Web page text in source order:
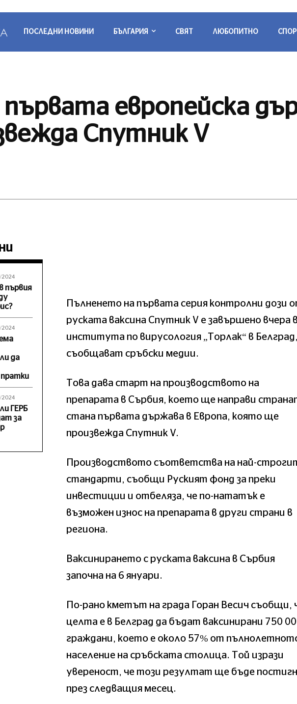
ПОСЛЕДНИ НОВИНИ БЪЛГАРИЯ СВЯТ ЛЮБОПИТНО
първата европейска
Спутник V
2024
първия
2024
да
пратки
2024
ГЕРБ
за
Пълненето на първата серия контролни дози
руската ваксина Спутник V е завършено вчера
института по вирусология „Торлак“ в
съобщават сръбски медии.
Това дава старт на производството на
препарата в Сърбия, което ще направи
стана първата държава в Европа, която ще
произвежда Спутник V.
Производството съответства на най-
стандарти, съобщи Руският фонд за преки
инвестиции и отбеляза, че по-нататък е
възможен износ на препарата в други страни в
региона.
Ваксинирането с руската ваксина в Сърбия
започна на 6 януари.
По-рано кметът на града Горан Весич съобщи,
целта е в Белград да бъдат ваксинирани 750
граждани, което е около 57% от
население на сръбската столица. Той изрази
увереност, че този резултат ще бъде
през следващия месец.